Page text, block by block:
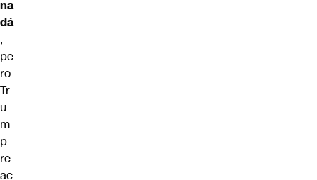
na
dá
,
pe
ro
Tr
u
m
p
re
ac